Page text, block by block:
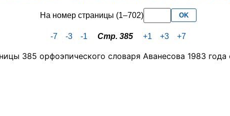
На номер страницы (1–702) OK
-7 -3 -1 Стр. 385 +1 +3 +7